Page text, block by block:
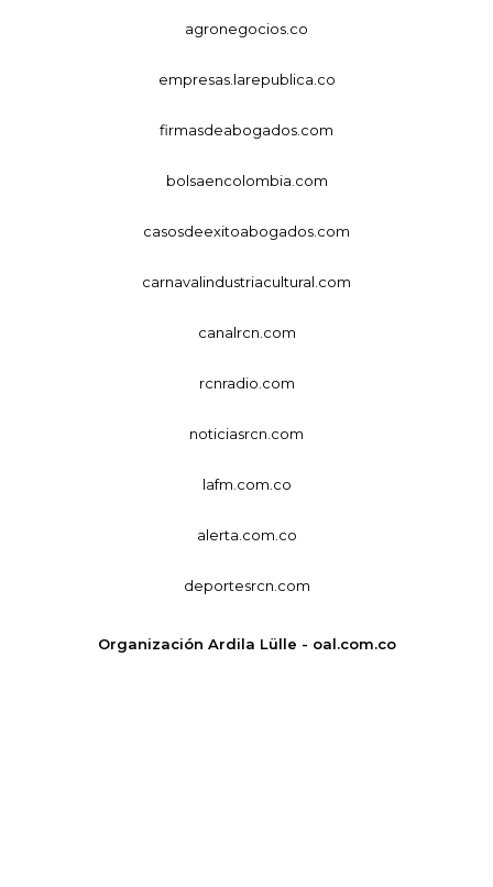
agronegocios.co
empresas.larepublica.co
firmasdeabogados.com
bolsaencolombia.com
casosdeexitoabogados.com
carnavalindustriacultural.com
canalrcn.com
rcnradio.com
noticiasrcn.com
lafm.com.co
alerta.com.co
deportesrcn.com
Organización Ardila Lülle - oal.com.co